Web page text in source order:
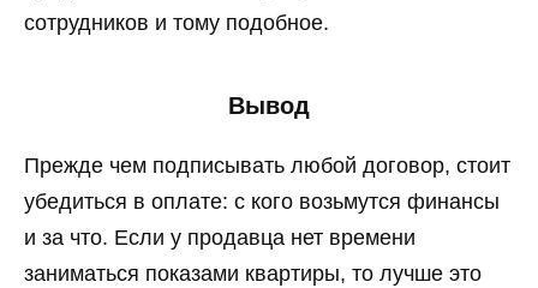
сотрудников и тому подобное.
Вывод
Прежде чем подписывать любой договор, стоит
убедиться в оплате: с кого возьмутся финансы
и за что. Если у продавца нет времени
заниматься показами квартиры, то лучше это